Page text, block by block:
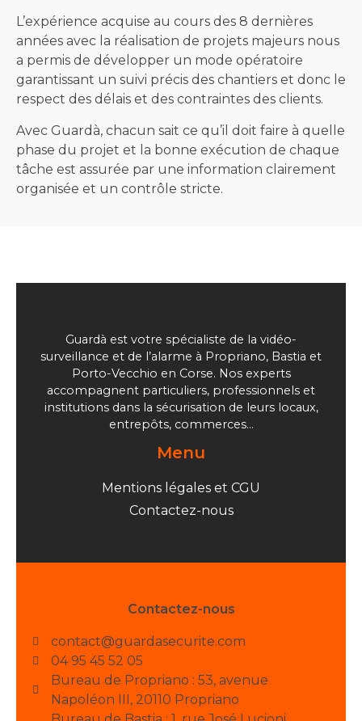
L’expérience acquise au cours des 8 dernières
années avec la réalisation de projets majeurs nous
a permis de développer un mode opératoire
garantissant un suivi précis des chantiers et donc le
respect des délais et des contraintes des clients.
Avec Guardà, chacun sait ce qu’il doit faire à quelle
phase du projet et la bonne exécution de chaque
tâche est assurée par une information clairement
organisée et un contrôle stricte.
Guardà est votre spécialiste de la vidéo-
surveillance et de l’alarme à Propriano, Bastia et
Porto-Vecchio en Corse. Nos experts
accompagnent particuliers, professionnels et
institutions dans la sécurisation de leurs locaux,
entrepôts, commerces…
Menu
Mentions légales et CGU
Contactez-nous
Contactez-nous
contact@guardasecurite.com
04 95 45 52 05
Bureau de Propriano : 53, avenue
Napoléon III, 20110 Propriano